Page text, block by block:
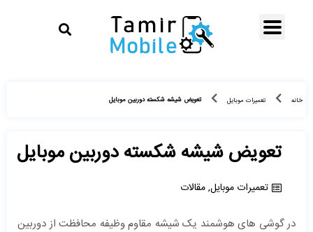
خانه تعمیرات موبایل تعویض شیشه شکسته دوربین موبایل
تعویض شیشه شکسته دوربین موبایل
تعمیرات موبایل,مقالات
در گوشی های هوشمند یک شیشه مقاوم وظیفه محافظت از دوربین